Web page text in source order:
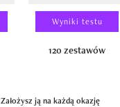
Wyniki testu
120 zestawów
ją na każdą okazję